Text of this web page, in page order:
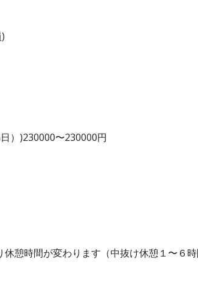
）)230000〜230000円
憩時間が変わります（中抜け休憩１〜６